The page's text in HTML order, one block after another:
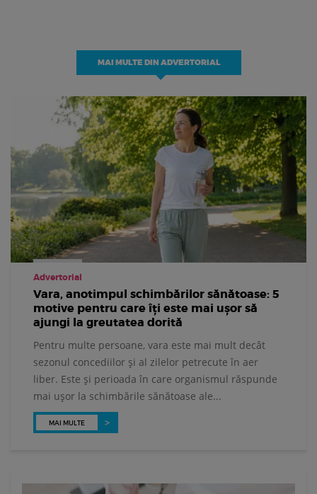
MAI MULTE DIN ADVERTORIAL
Advertorial
Vara, anotimpul schimbărilor sănătoase: 5
motive pentru care îți este mai ușor să
ajungi la greutatea dorită
Pentru multe persoane, vara este mai mult decât
sezonul concediilor și al zilelor petrecute în aer
liber. Este și perioada în care organismul răspunde
mai ușor la schimbările sănătoase ale...
MAI MULTE